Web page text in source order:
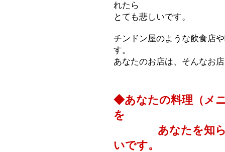
れたら
とても悲しいです。
チンドン屋のような飲食店
す。
あなたのお店は、そんなお
◆あなたの料理（メ
を
あなたを知らな
いです。